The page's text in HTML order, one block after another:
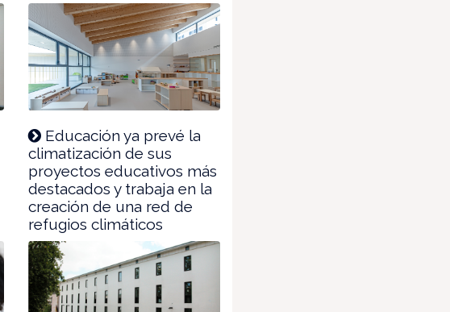
Educación ya prevé la
climatización de sus
proyectos educativos más
destacados y trabaja en la
creación de una red de
refugios climáticos